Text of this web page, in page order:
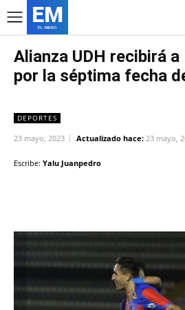
EM
EL MURO
Alianza UDH recibirá
por la séptima fecha
DEPORTES
23 mayo, 2023 Actualizado hace: 23 mayo,
Escribe: Yalu Juanpedro